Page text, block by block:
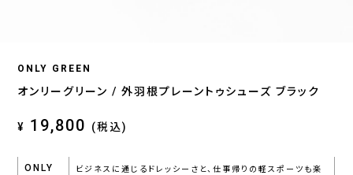
ONLY GREEN
オンリーグリーン / 外羽根プレーントゥシューズ ブラック
¥ 19,800 (税込)
ONLY
ビジネスに通じるドレッシーさと、仕事帰りの軽スポーツも楽